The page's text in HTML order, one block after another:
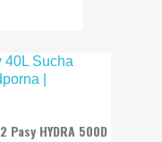
HYDRA 500D